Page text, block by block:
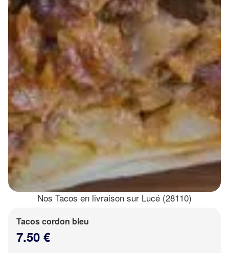
Nos Tacos en livraison sur Lucé (28110)
Tacos cordon bleu
7.50 €